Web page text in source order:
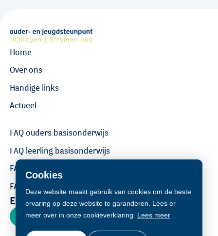
Cookies
Deze website maakt gebruik van cookies om de beste
ervaring op deze website te garanderen. Lees er
meer over in onze cookieverklaring. Lees meer
Home
Over ons
Handige links
Actueel
FAQ ouders basisonderwijs
FAQ leerling basisonderwijs
FAQ ouders voortgezet onderwijs
FAQ leerling voortgezet onderwijs
Een vraag stellen?
Contact